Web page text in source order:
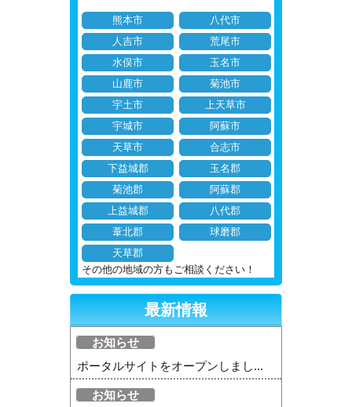
熊本市
八代市
人吉市
荒尾市
水俣市
玉名市
山鹿市
菊池市
宇土市
上天草市
宇城市
阿蘇市
天草市
合志市
下益城郡
玉名郡
菊池郡
阿蘇郡
上益城郡
八代郡
葦北郡
球磨郡
天草郡
その他の地域の方もご相談ください！
最新情報
お知らせ
ポータルサイトをオープンしまし...
お知らせ